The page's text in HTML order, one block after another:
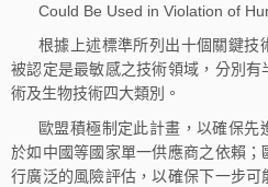
Could Be Used in Violation of
根據上述標準所列出十個關鍵技
被認定是最敏感之技術領域，分別
術及生物技術四大類別。
歐盟積極制定此計畫，以確保先
於如中國等國家單一供應商之依賴
行廣泛的風險評估，以確保下一步